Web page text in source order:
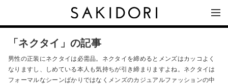
「ネクタイ」の記事
男性の正装にネクタイは必需品。ネクタイを締めるとメンズはカッコよく
なりますし、しめている本人も気持ちが引き締まりますよね。ネクタイは
フォーマルなシーンばかりではなくメンズのカジュアルファッションの中